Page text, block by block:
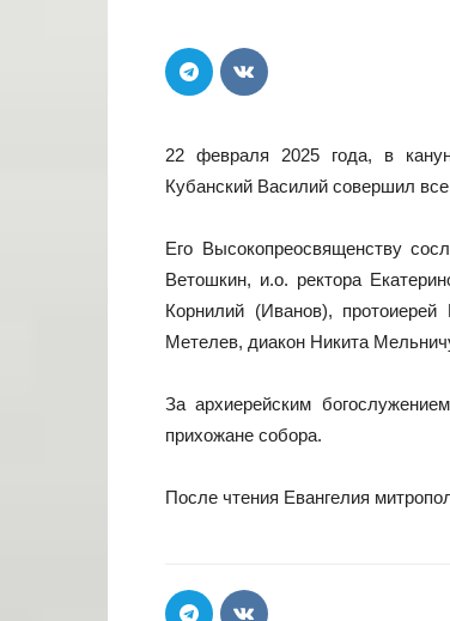
22 февраля 2025 года, в
Кубанский Василий совершил
Его Высокопреосвященству
Ветошкин, и.о. ректора
Корнилий (Иванов),
Метелев, диакон Никита
За архиерейским
прихожане собора.
После чтения Евангелия